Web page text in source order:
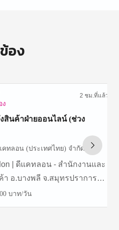
อง
ง
2 ชม.ที่แล้ว
สินค้าฝ่ายออนไลน์ (ช่วง
ทลอน (ประเทศไทย) จำกัด
| ดีแคทลอน - สำนักงานและ
า อ.บางพลี จ.สมุทรปราการ
กม.19)
บาท/วัน